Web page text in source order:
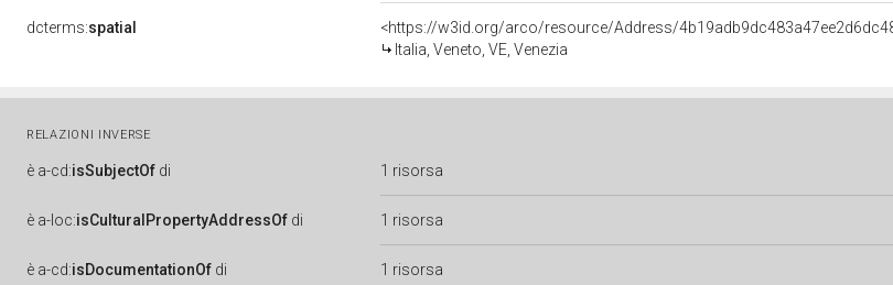
dcterms:spatial
<https://w3id.org/arco/resource/Address/
Italia, Veneto, VE, Venezia
RELAZIONI INVERSE
è a-cd:isSubjectOf di 1 risorsa
è a-loc:isCulturalPropertyAddressOf di 1 risorsa
è a-cd:isDocumentationOf di 1 risorsa